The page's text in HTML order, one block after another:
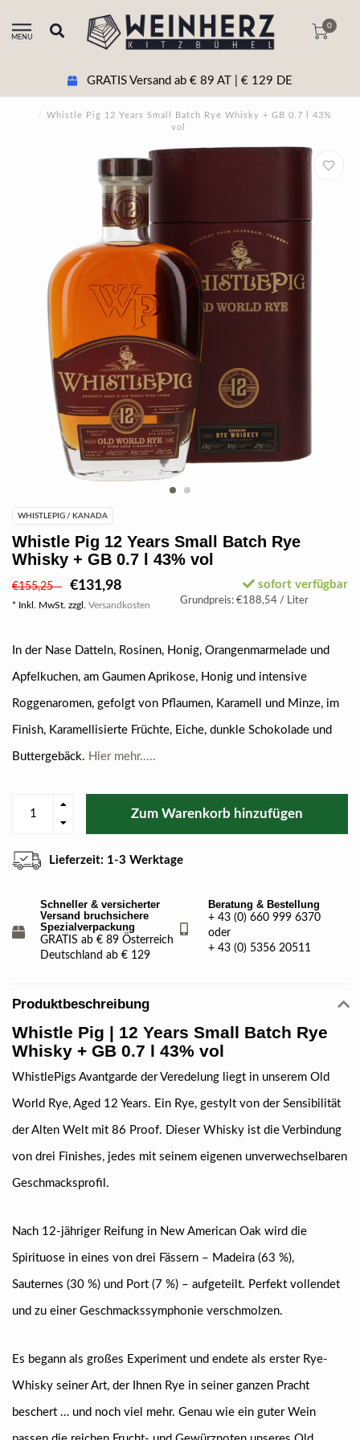
MENU
0
GRATIS Versand ab € 89 AT | € 129 DE
/
Whistle Pig 12 Years Small Batch Rye Whisky + GB 0.7 l 43%
vol
WHISTLEPIG / KANADA
Whistle Pig 12 Years Small Batch Rye
Whisky + GB 0.7 l 43% vol
€155,25 €131,98
* Inkl. MwSt. zzgl. Versandkosten
sofort verfügbar
Grundpreis: €188,54 / Liter
In der Nase Datteln, Rosinen, Honig, Orangenmarmelade und
Apfelkuchen, am Gaumen Aprikose, Honig und intensive
Roggenaromen, gefolgt von Pflaumen, Karamell und Minze, im
Finish, Karamellisierte Früchte, Eiche, dunkle Schokolade und
Buttergebäck. Hier mehr.....
Zum Warenkorb hinzufügen
Lieferzeit: 1-3 Werktage
Schneller & versicherter
Versand bruchsichere
Spezialverpackung
GRATIS ab € 89 Österreich
Deutschland ab € 129
Beratung & Bestellung
+ 43 (0) 660 999 6370
oder
+ 43 (0) 5356 20511
Produktbeschreibung
Whistle Pig | 12 Years Small Batch Rye
Whisky + GB 0.7 l 43% vol
WhistlePigs Avantgarde der Veredelung liegt in unserem Old
World Rye, Aged 12 Years. Ein Rye, gestylt von der Sensibilität
der Alten Welt mit 86 Proof. Dieser Whisky ist die Verbindung
von drei Finishes, jedes mit seinem eigenen unverwechselbaren
Geschmacksprofil.
Nach 12-jähriger Reifung in New American Oak wird die
Spirituose in eines von drei Fässern – Madeira (63 %),
Sauternes (30 %) und Port (7 %) – aufgeteilt. Perfekt vollendet
und zu einer Geschmackssymphonie verschmolzen.
Es begann als großes Experiment und endete als erster Rye-
Whisky seiner Art, der Ihnen Rye in seiner ganzen Pracht
beschert … und noch viel mehr. Genau wie ein guter Wein